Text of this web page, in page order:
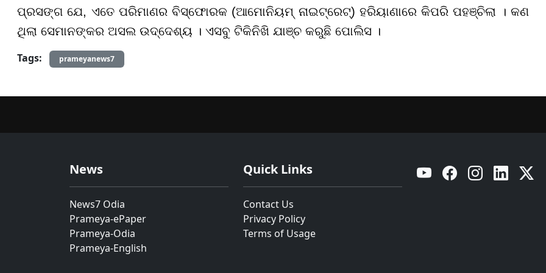
ପ୍ରସଙ୍ଗ ଯେ, ଏତେ ପରିମାଣର ବିସ୍ଫୋରକ (ଆମୋନିୟମ୍ ନାଇଟ୍ରେଟ୍) ହରିୟାଣାରେ କିପରି ପହଞ୍ଚିଲା । କଣ
ଥିଲା ସେମାନଙ୍କର ଅସଲ ଉଦ୍ଦେଶ୍ୟ । ଏସବୁ ଟିକିନିଖି ଯାଞ୍ଚ କରୁଛି ପୋଲିସ ।
Tags:
prameyanews7
News
News7 Odia
Prameya-ePaper
Prameya-Odia
Prameya-English
Quick Links
Contact Us
Privacy Policy
Terms of Usage
YouTube Facebook Instagram